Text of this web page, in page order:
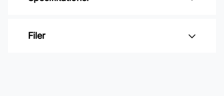
Varumärke: Duro
Filer